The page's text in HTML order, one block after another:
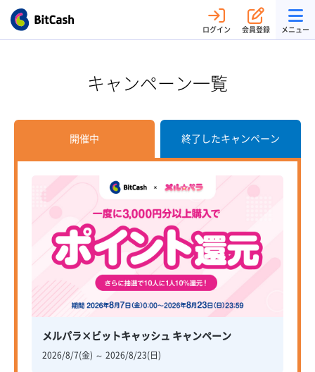
ログイン 会員登録 メニュー
キャンペーン一覧
開催中 終了したキャンペーン
メルパラ×ビットキャッシュ キャンペーン
2026/8/7(金) ～ 2026/8/23(日)